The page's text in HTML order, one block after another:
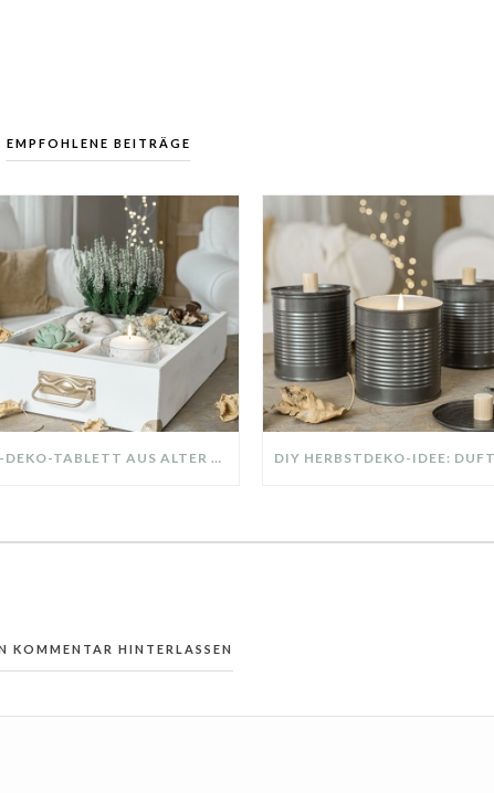
EMPFOHLENE BEITRÄGE
DIY-DEKO-TABLETT AUS ALTER SCHUBLADE – NACHHALTIGE HERBSTDEKO SELBER MACHEN!
KOMMENTAR HINTERLASSEN